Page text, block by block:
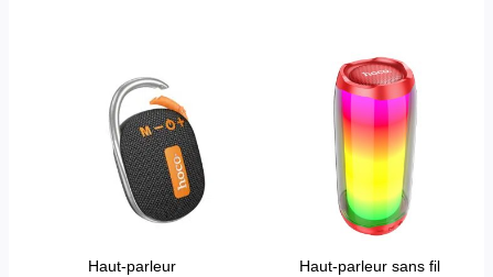
Haut-parleur
produit
a
plusieurs
variations.
Les
options
Haut-parleur sans fil